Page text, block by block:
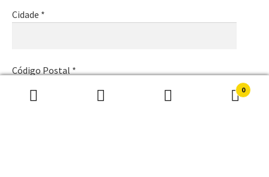
Pesquisar
Pesquisa
0
Cidade *
Código Postal *